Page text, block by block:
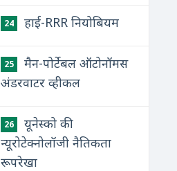
24 हाई-RRR नियोबियम
25
मैन-पोर्टेबल ऑटोनॉमस
अंडरवाटर व्हीकल
26
यूनेस्को की
न्यूरोटेक्नोलॉजी नैतिकता
रूपरेखा